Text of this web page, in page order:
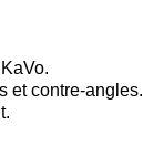
et contre-angles.